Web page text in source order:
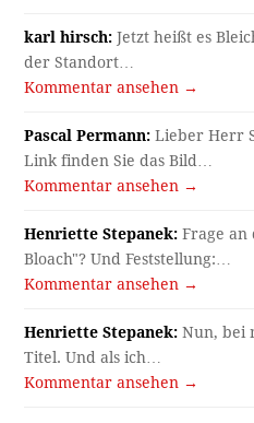
karl hirsch: Jetzt heißt es
der Standort…
Kommentar ansehen →
Pascal Permann: Lieber Herr
Link finden Sie das Bild…
Kommentar ansehen →
Henriette Stepanek: Frage an
Bloach"? Und Feststellung:…
Kommentar ansehen →
Henriette Stepanek: Nun, bei
Titel. Und als ich…
Kommentar ansehen →